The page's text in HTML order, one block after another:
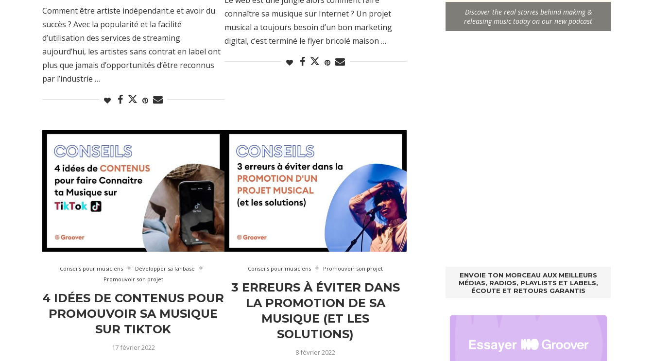
Comment être artiste indépendant.e et avoir du
succès ? Avec la popularité et la facilité
d’utilisation des services de streaming
aujourd’hui, les artistes sans contrat en label ont
plus que jamais d’opportunités d’être reconnus
par l’industrie …
connaître sa musique sur Internet ? Un projet
musical a toujours besoin d’un bon marketing
digital, c’est terminé le flyer bricolé maison …
Conseils pour musiciens
Développer sa fanbase
Promouvoir son projet
4 IDÉES DE CONTENUS POUR
PROMOUVOIR SA MUSIQUE
SUR TIKTOK
17 février 2022
Conseils pour musiciens Promouvoir son projet
3 ERREURS À ÉVITER DANS
LA PROMOTION DE SA
MUSIQUE (ET LES
SOLUTIONS)
8 février 2022
Discover the real stories behind making &
releasing music today on our new podcast
ENVOIE TON MORCEAU AUX MEILLEURS
MÉDIAS, RADIOS, PLAYLISTS ET LABELS,
ÉCOUTE ET RETOURS GARANTIS